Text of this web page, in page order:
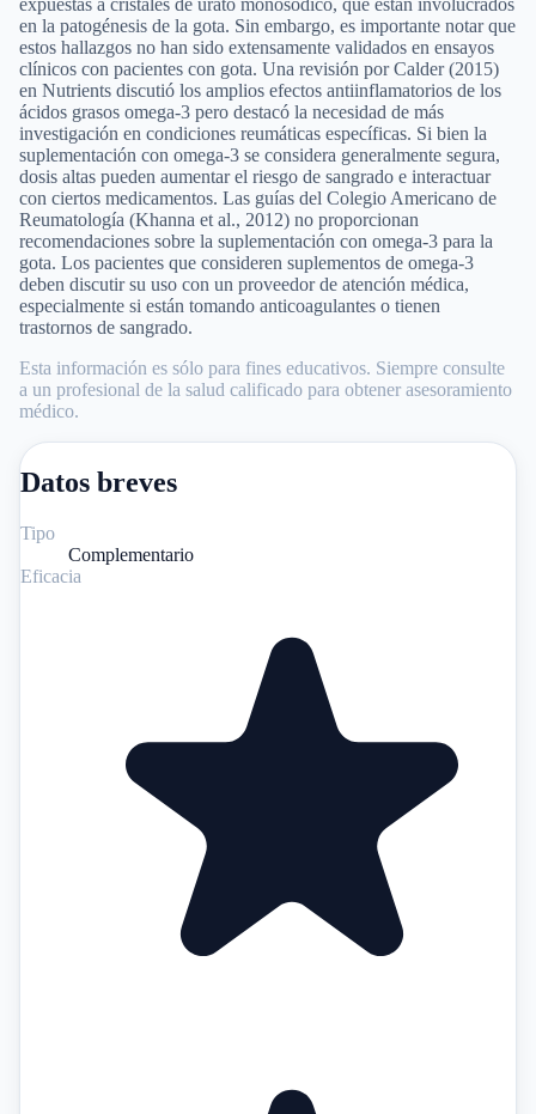
en la patogénesis de la gota. Sin embargo, es importante notar que
estos hallazgos no han sido extensamente validados en ensayos
clínicos con pacientes con gota. Una revisión por Calder (2015)
en Nutrients discutió los amplios efectos antiinflamatorios de los
ácidos grasos omega-3 pero destacó la necesidad de más
investigación en condiciones reumáticas específicas. Si bien la
suplementación con omega-3 se considera generalmente segura,
dosis altas pueden aumentar el riesgo de sangrado e interactuar
con ciertos medicamentos. Las guías del Colegio Americano de
Reumatología (Khanna et al., 2012) no proporcionan
recomendaciones sobre la suplementación con omega-3 para la
gota. Los pacientes que consideren suplementos de omega-3
deben discutir su uso con un proveedor de atención médica,
especialmente si están tomando anticoagulantes o tienen
trastornos de sangrado.
Esta información es sólo para fines educativos. Siempre consulte
a un profesional de la salud calificado para obtener asesoramiento
médico.
Datos breves
Tipo
Complementario
Eficacia